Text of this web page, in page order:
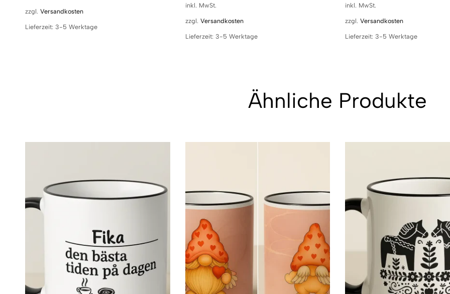
zzgl. Versandkosten
Lieferzeit: 3-5 Werktage
inkl. MwSt.
zzgl. Versandkosten
Lieferzeit: 3-5 Werktage
inkl. MwSt.
zzgl. Versandkosten
Lieferzeit: 3-5 Werktage
Ähnliche Produkte